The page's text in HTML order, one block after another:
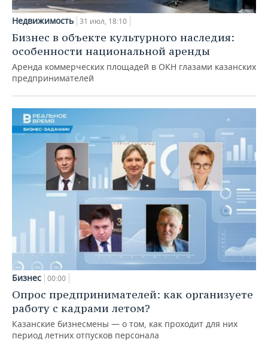
Недвижимость 31 июл, 18:10
Бизнес в объекте культурного наследия:
особенности национальной аренды
Аренда коммерческих площадей в ОКН глазами казанских
предпринимателей
Бизнес 00:00
Опрос предпринимателей: как организуете
работу с кадрами летом?
Казанские бизнесмены — о том, как проходит для них
период летних отпусков персонала